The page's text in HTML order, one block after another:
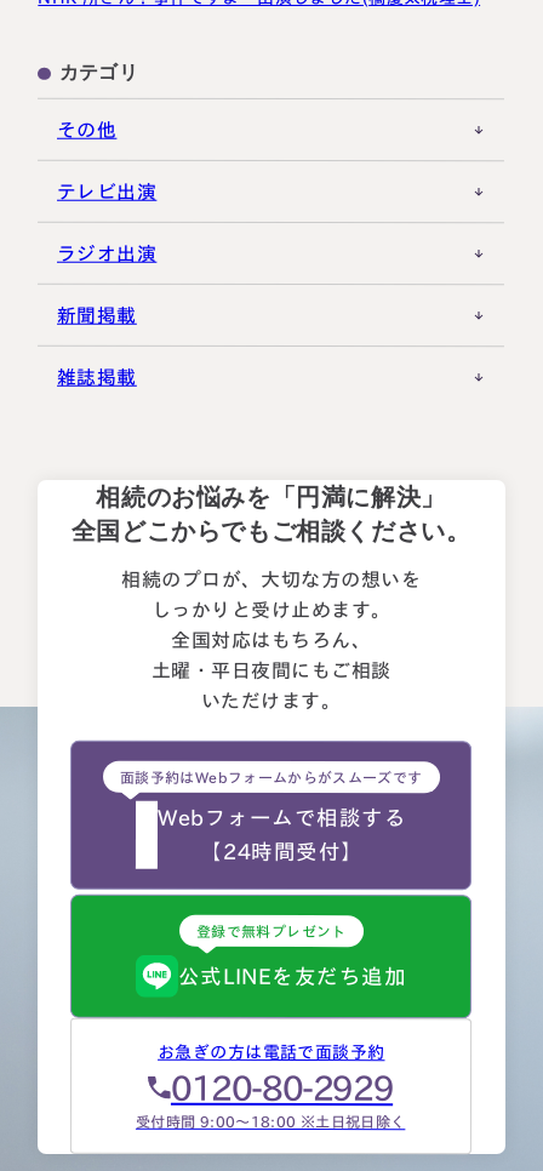
カテゴリ
その他
テレビ出演
ラジオ出演
新聞掲載
雑誌掲載
相続のお悩みを「円満に解決」
全国どこからでもご相談ください。
相続のプロが、大切な方の想いを
しっかりと受け止めます。
全国対応はもちろん、
土曜・平日夜間にもご相談
いただけます。
面談予約はWebフォームからがスムーズです
Webフォームで相談する
【24時間受付】
登録で無料プレゼント
公式LINEを友だち追加
お急ぎの方は電話で面談予約
0120-80-2929
受付時間 9:00～18:00 ※土日祝日除く